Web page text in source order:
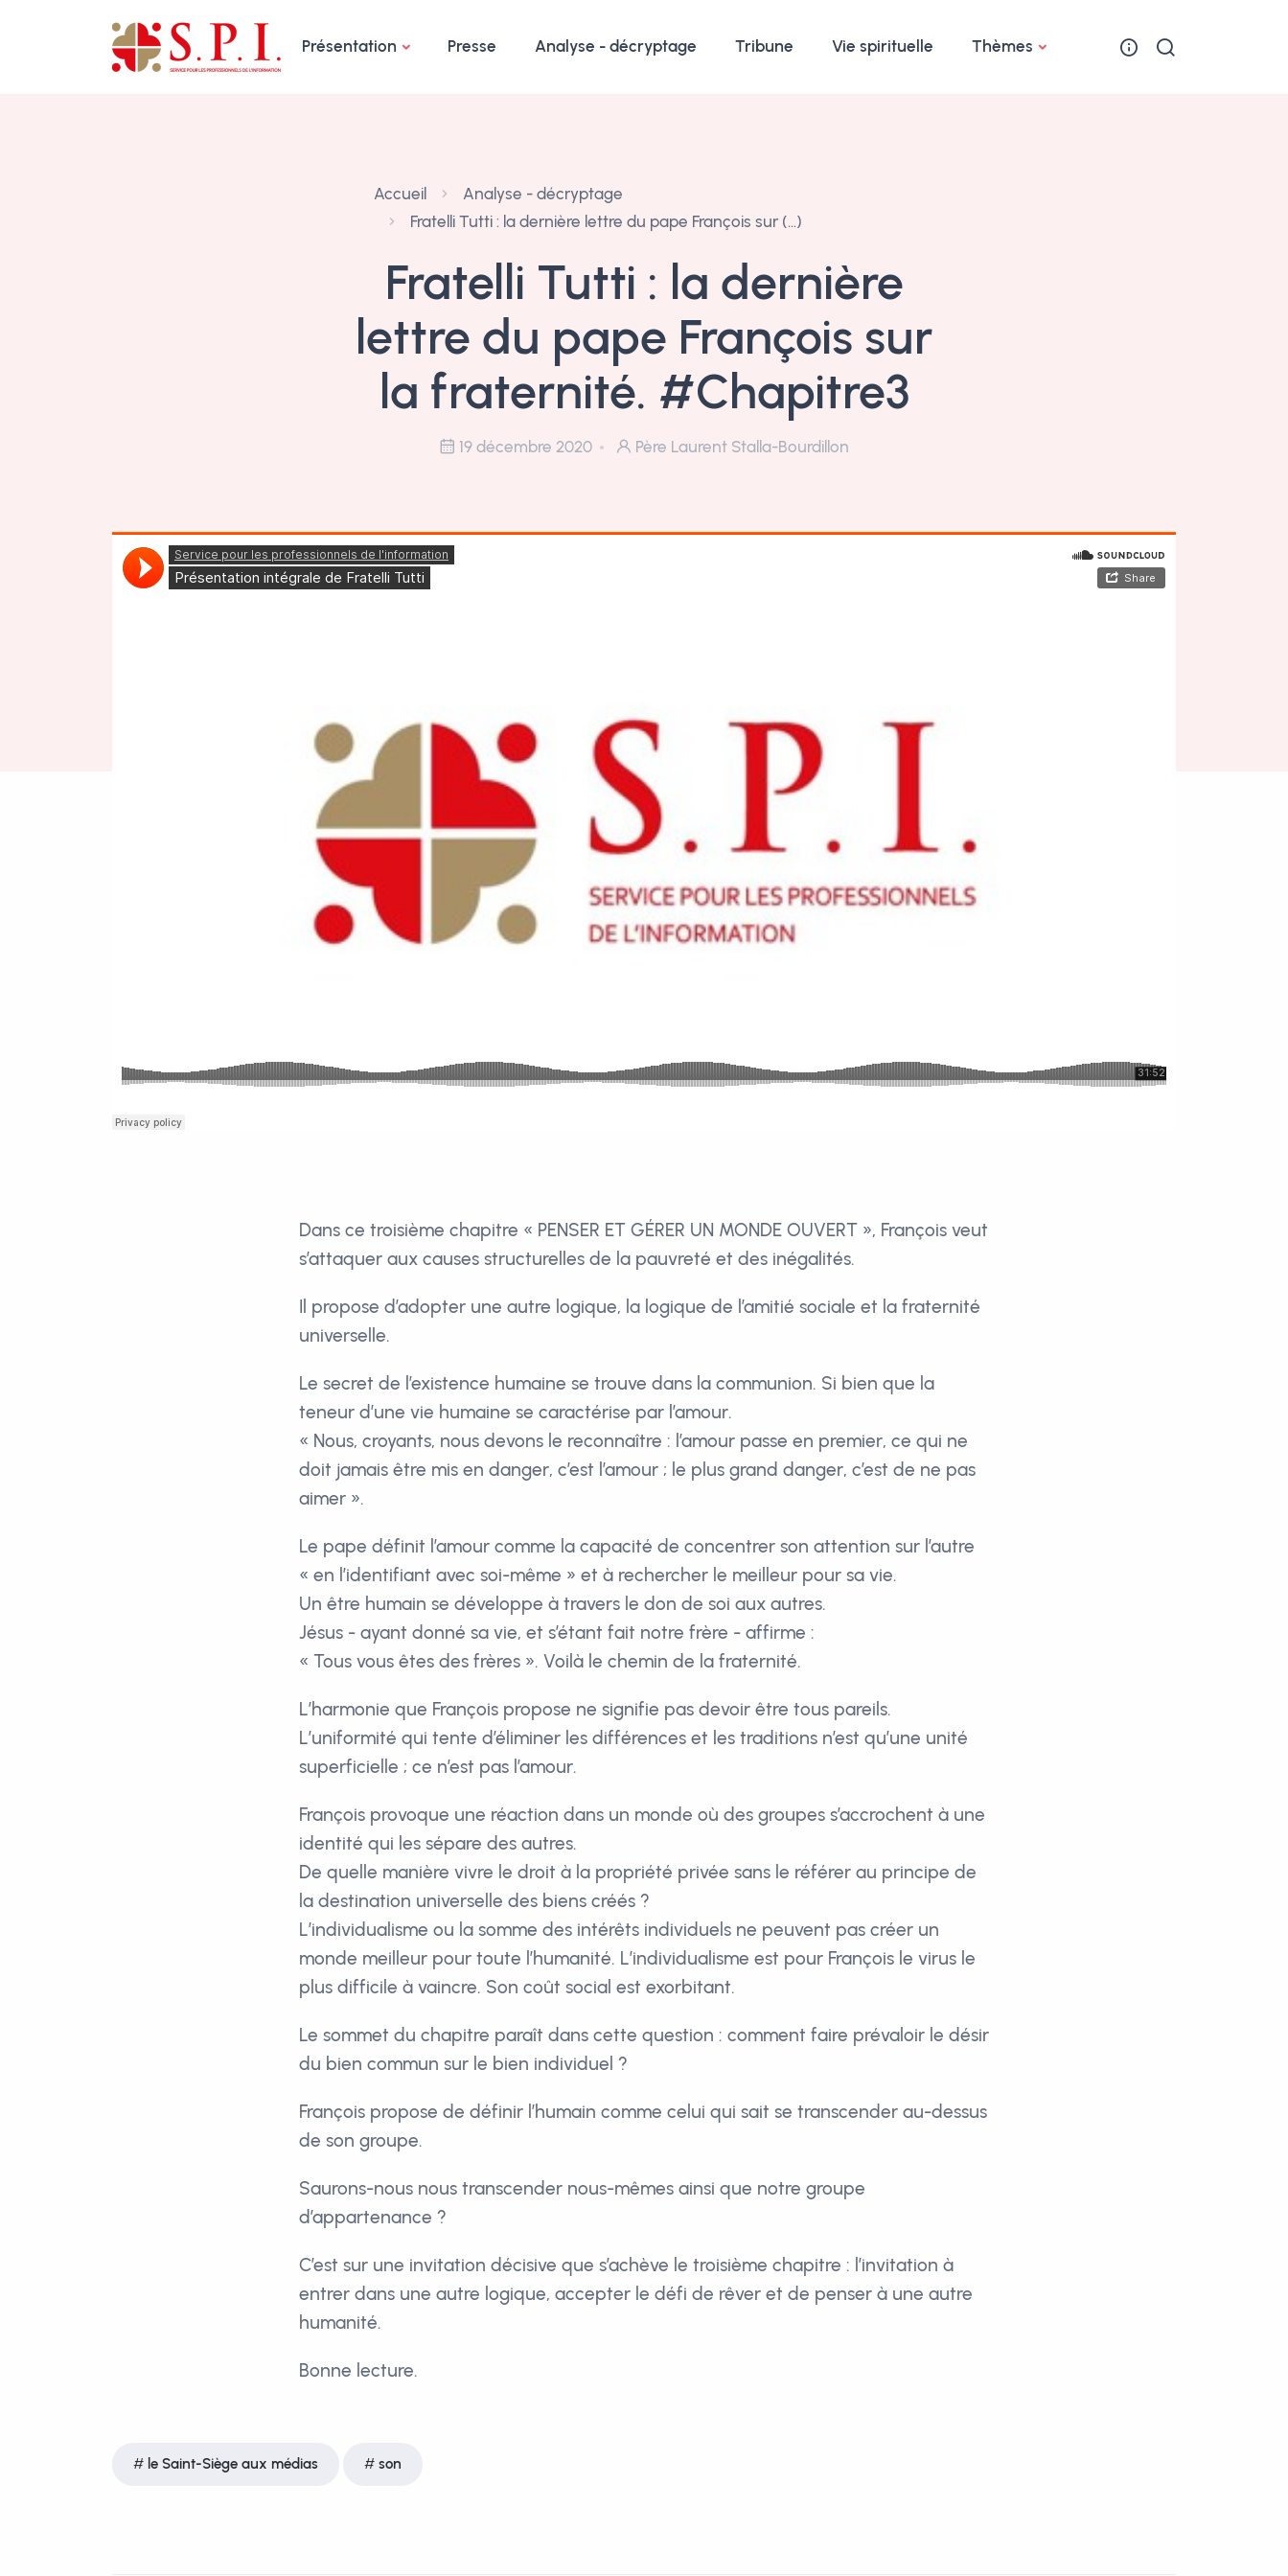
Présentation
Presse Analyse - décryptage Tribune Vie spirituelle Thèmes
Accueil
Analyse - décryptage
Fratelli Tutti : la dernière lettre du pape François sur (…)
Fratelli Tutti : la dernière
lettre du pape François sur
la fraternité. #Chapitre3
19 décembre 2020 Père Laurent Stalla-Bourdillon
Dans ce troisième chapitre « PENSER ET GÉRER UN MONDE OUVERT », François veut
s’attaquer aux causes structurelles de la pauvreté et des inégalités.
Il propose d’adopter une autre logique, la logique de l’amitié sociale et la fraternité
universelle.
Le secret de l’existence humaine se trouve dans la communion. Si bien que la
teneur d’une vie humaine se caractérise par l’amour.
« Nous, croyants, nous devons le reconnaître : l’amour passe en premier, ce qui ne
doit jamais être mis en danger, c’est l’amour ; le plus grand danger, c’est de ne pas
aimer ».
Le pape définit l’amour comme la capacité de concentrer son attention sur l’autre
« en l’identifiant avec soi-même » et à rechercher le meilleur pour sa vie.
Un être humain se développe à travers le don de soi aux autres.
Jésus - ayant donné sa vie, et s’étant fait notre frère - affirme :
« Tous vous êtes des frères ». Voilà le chemin de la fraternité.
L’harmonie que François propose ne signifie pas devoir être tous pareils.
L’uniformité qui tente d’éliminer les différences et les traditions n’est qu’une unité
superficielle ; ce n’est pas l’amour.
François provoque une réaction dans un monde où des groupes s’accrochent à une
identité qui les sépare des autres.
De quelle manière vivre le droit à la propriété privée sans le référer au principe de
la destination universelle des biens créés ?
L’individualisme ou la somme des intérêts individuels ne peuvent pas créer un
monde meilleur pour toute l’humanité. L’individualisme est pour François le virus le
plus difficile à vaincre. Son coût social est exorbitant.
Le sommet du chapitre paraît dans cette question : comment faire prévaloir le désir
du bien commun sur le bien individuel ?
François propose de définir l’humain comme celui qui sait se transcender au-dessus
de son groupe.
Saurons-nous nous transcender nous-mêmes ainsi que notre groupe
d’appartenance ?
C’est sur une invitation décisive que s’achève le troisième chapitre : l’invitation à
entrer dans une autre logique, accepter le défi de rêver et de penser à une autre
humanité.
Bonne lecture.
le Saint-Siège aux médias son